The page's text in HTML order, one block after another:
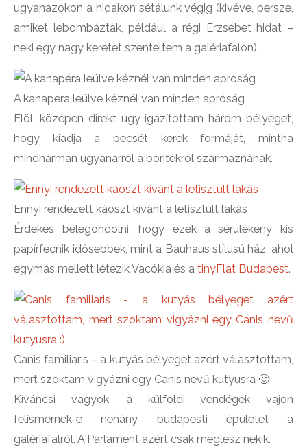
ugyanazokon a hidakon sétálunk végig (kivéve, persze,
amiket lebombáztak, például a régi Erzsébet hidat –
neki egy nagy keretet szenteltem a galériafalon).
A kanapéra leülve kéznél van minden apróság
Elöl, középen direkt úgy igazítottam három bélyeget,
hogy kiadja a pecsét kerek formáját, mintha
mindhárman ugyanarról a borítékról származnának.
Ennyi rendezett káoszt kívánt a letisztult lakás
Érdekes belegondolni, hogy ezek a sérülékeny kis
papírfecnik idősebbek, mint a Bauhaus stílusú ház, ahol
egymás mellett létezik Vacókia és atinyFlat Budapest.
Canis familiaris – a kutyás bélyeget azért választottam,
mert szoktam vigyázni egy Canis nevű kutyusra 🙂
Kíváncsi vagyok, a külföldi vendégek vajon
felismernek-e néhány budapesti épületet a
galériafalról. A Parlament azért csak meglesz nekik.